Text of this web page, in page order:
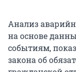
Анализ
на основе
событиям,
закона об